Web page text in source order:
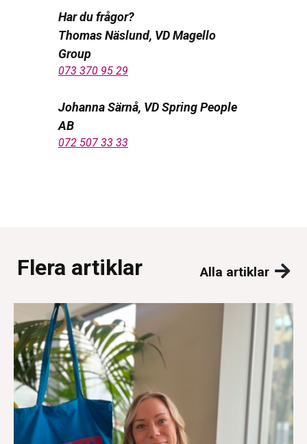
Har du frågor?
Thomas Näslund, VD Magello
Group
073 370 95 29
Johanna Särnå, VD Spring People
AB
072 507 33 33
Flera artiklar Alla artiklar